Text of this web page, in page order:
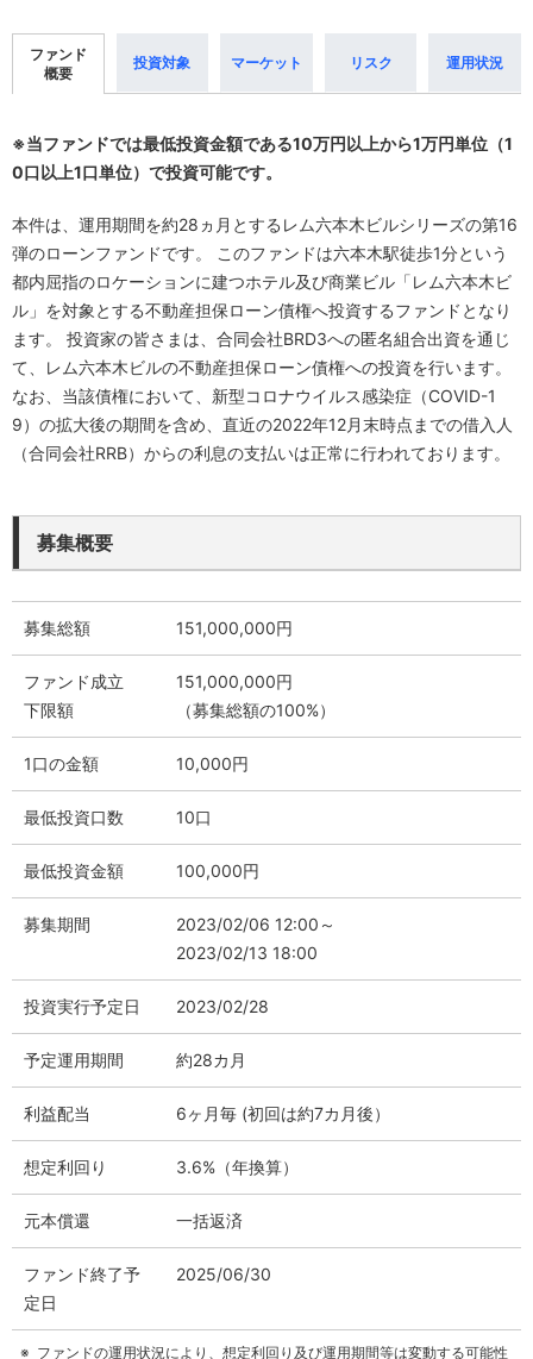
ファンド
概要
投資対象 マーケット リスク 運用状況
※当ファンドでは最低投資金額である10万円以上から1万円単位（1
0口以上1口単位）で投資可能です。
本件は、運用期間を約28ヵ月とするレム六本木ビルシリーズの第16
弾のローンファンドです。 このファンドは六本木駅徒歩1分という
都内屈指のロケーションに建つホテル及び商業ビル「レム六本木ビ
ル」を対象とする不動産担保ローン債権へ投資するファンドとなり
ます。 投資家の皆さまは、合同会社BRD3への匿名組合出資を通じ
て、レム六本木ビルの不動産担保ローン債権への投資を行います。
なお、当該債権において、新型コロナウイルス感染症（COVID-1
9）の拡大後の期間を含め、直近の2022年12月末時点までの借入人
（合同会社RRB）からの利息の支払いは正常に行われております。
募集概要
募集総額 151,000,000円
ファンド成立
下限額
151,000,000円
（募集総額の100%）
1口の金額 10,000円
最低投資口数 10口
最低投資金額 100,000円
募集期間
2023/02/06 12:00～
2023/02/13 18:00
投資実行予定日 2023/02/28
予定運用期間 約28カ月
利益配当 6ヶ月毎 (初回は約7カ月後）
想定利回り 3.6%（年換算）
元本償還 一括返済
ファンド終了予
定日
2025/06/30
ファンドの運用状況により、想定利回り及び運用期間等は変動する可能性